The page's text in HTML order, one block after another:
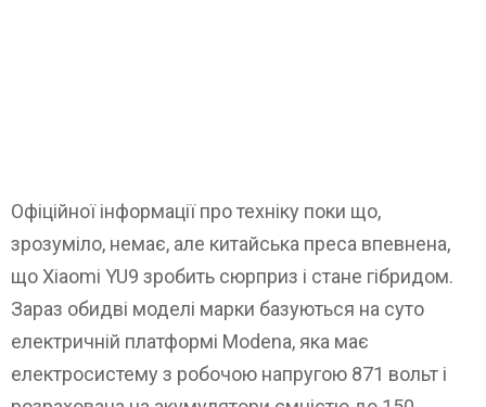
Офіційної інформації про техніку поки що,
зрозуміло, немає, але китайська преса впевнена,
що Xiaomi YU9 зробить сюрприз і стане гібридом.
Зараз обидві моделі марки базуються на суто
електричній платформі Modena, яка має
електросистему з робочою напругою 871 вольт і